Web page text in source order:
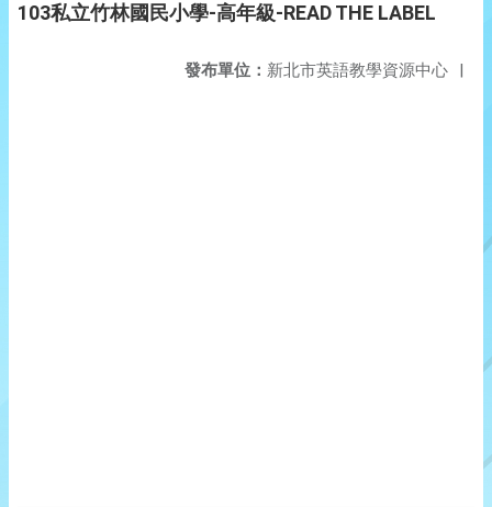
103私立竹林國民小學-高年級-READ THE LABEL
發布單位： 新北市英語教學資源中心 |